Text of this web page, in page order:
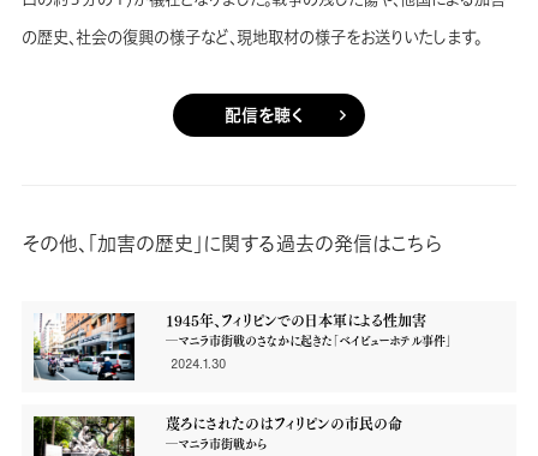
の歴史、社会の復興の様子など、現地取材の様子をお送りいたします。
配信を聴く
その他、「加害の歴史」に関する過去の発信はこちら
1945年、フィリピンでの日本軍による性加害
―マニラ市街戦のさなかに起きた「ベイビューホテル事件」
2024.1.30
蔑ろにされたのはフィリピンの市民の命
―マニラ市街戦から